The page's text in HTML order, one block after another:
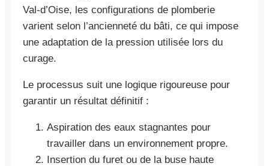
Val-d’Oise, les configurations de plomberie
varient selon l’ancienneté du bâti, ce qui impose
une adaptation de la pression utilisée lors du
curage.
Le processus suit une logique rigoureuse pour
garantir un résultat définitif :
Aspiration des eaux stagnantes pour
travailler dans un environnement propre.
Insertion du furet ou de la buse haute